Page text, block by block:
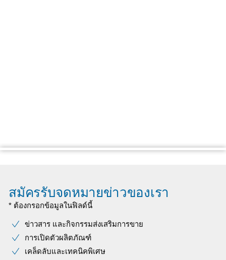
สมัครรับจดหมายข่าวของเรา
* ต้องกรอกข้อมูลในฟิลด์นี้
ข่าวสาร และกิจกรรมส่งเสริมการขาย
การเปิดตัวผลิตภัณฑ์
เคล็ดลับและเทคนิคพิเศษ